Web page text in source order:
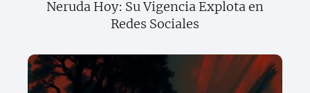
Neruda Hoy: Su Vigencia Explota en
Redes Sociales